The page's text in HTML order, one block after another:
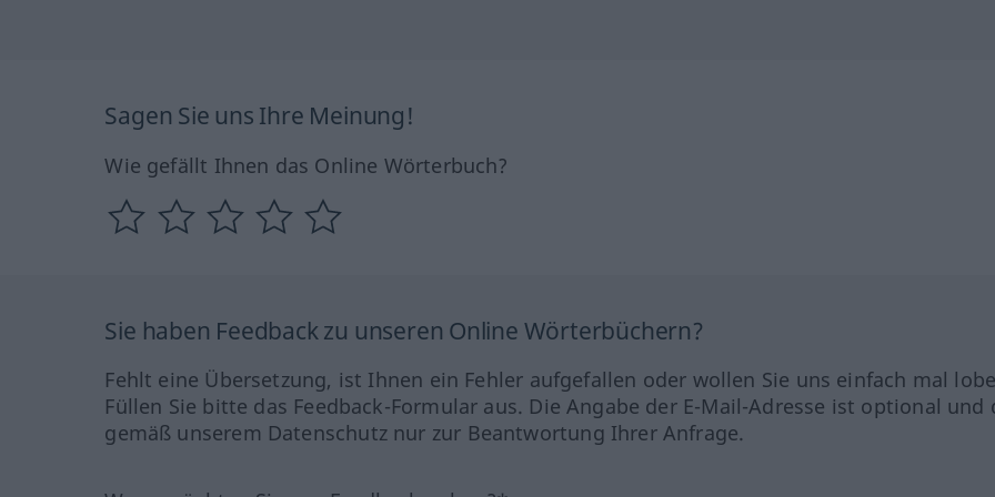
Sagen Sie uns Ihre Meinung!
Wie gefällt Ihnen das Online Wörterbuch?
Sie haben Feedback zu unseren Online Wörterbüchern?
Fehlt eine Übersetzung, ist Ihnen ein Fehler aufgefallen oder wollen Sie uns einfach mal
Füllen Sie bitte das Feedback-Formular aus. Die Angabe der E-Mail-Adresse ist optional und
gemäß unserem Datenschutz nur zur Beantwortung Ihrer Anfrage.